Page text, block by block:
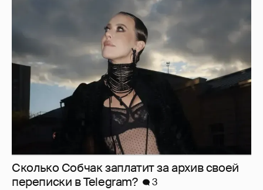
Сколько Собчак заплатит за архив своей
перeписки в Telegram?
3